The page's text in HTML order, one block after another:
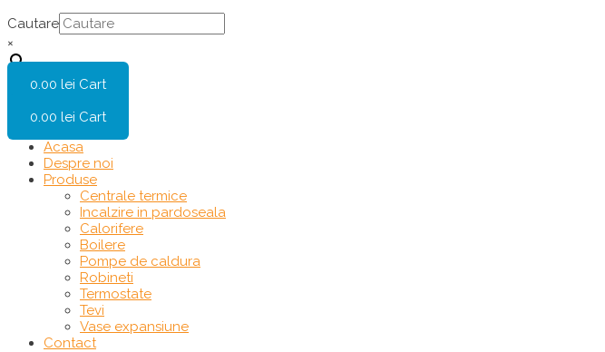
Cautare
×
0.00 lei Cart
0.00 lei Cart
Acasa
Despre noi
Produse
Centrale termice
Incalzire in pardoseala
Calorifere
Boilere
Pompe de caldura
Robineti
Termostate
Tevi
Vase expansiune
Contact